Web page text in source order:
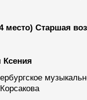
место) Старшая
Ксения